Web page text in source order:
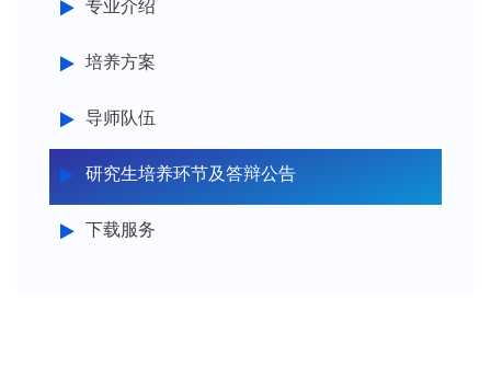
专业介绍
培养方案
导师队伍
研究生培养环节及答辩公告
下载服务